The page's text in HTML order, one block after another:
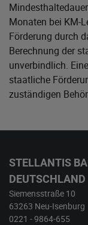
Monaten bei KM-
Förderung durch
Berechnung der
unverbindlich.
staatliche
zuständigen
STELLANTIS
DEUTSCHLAND
Siemensstraße 10
63263 Neu-Isenburg
0221 - 9864-655